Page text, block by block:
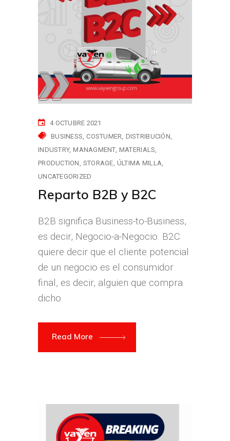
4 OCTUBRE 2021
BUSINESS COSTUMER DISTRIBUCIÓN
INDUSTRY MANAGMENT MATERIALS
PRODUCTION STORAGE ÚLTIMA MILLA
UNCATEGORIZED
Reparto B2B y B2C
B2B significa Business-to-Business,
es decir, Negocio-a-Negocio. B2C
quiere decir que el cliente potencial
de un negocio es el consumidor
final, es decir, alguien que compra
dicho
Read More